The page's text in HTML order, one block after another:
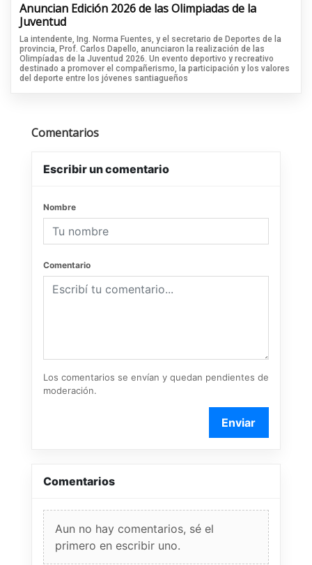
Anuncian Edición 2026 de las Olimpiadas de la
Juventud
La intendente, Ing. Norma Fuentes, y el secretario de Deportes de la
provincia, Prof. Carlos Dapello, anunciaron la realización de las
Olimpíadas de la Juventud 2026. Un evento deportivo y recreativo
destinado a promover el compañerismo, la participación y los valores
del deporte entre los jóvenes santiagueños
Comentarios
Escribir un comentario
Nombre
Comentario
Los comentarios se envían y quedan pendientes de
moderación.
Enviar
Comentarios
Aun no hay comentarios, sé el
primero en escribir uno.